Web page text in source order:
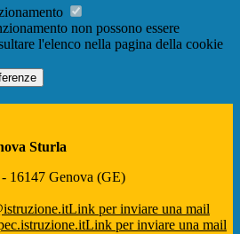
non possono essere
l'elenco nella pagina della cookie
Sturla
16147 Genova (GE)
Link per inviare una mail
Link per inviare una mail